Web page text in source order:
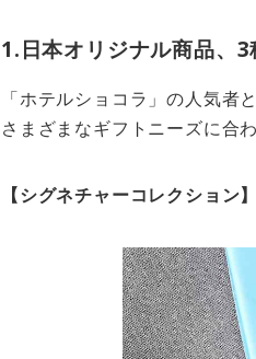
1.日本オリジナル商品、
「ホテルショコラ」の人気者
さまざまなギフトニーズに合
【シグネチャーコレクション】